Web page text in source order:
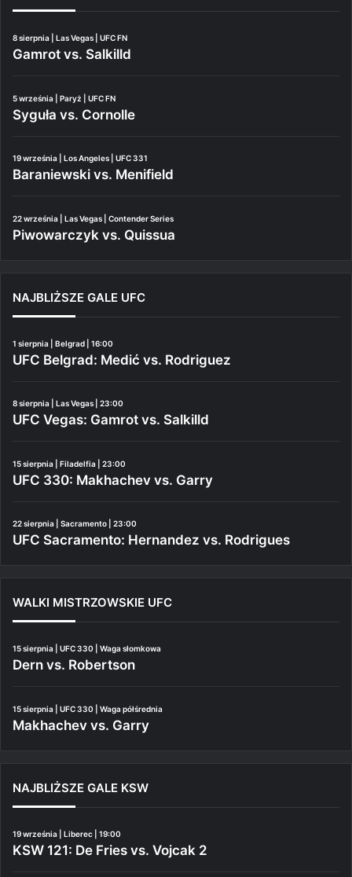
8 sierpnia | Las Vegas | UFC FN
Gamrot vs. Salkilld
5 września | Paryż | UFC FN
Syguła vs. Cornolle
19 września | Los Angeles | UFC 331
Baraniewski vs. Menifield
22 września | Las Vegas | Contender Series
Piwowarczyk vs. Quissua
NAJBLIŻSZE GALE UFC
1 sierpnia | Belgrad | 16:00
UFC Belgrad: Medić vs. Rodriguez
8 sierpnia | Las Vegas | 23:00
UFC Vegas: Gamrot vs. Salkilld
15 sierpnia | Filadelfia | 23:00
UFC 330: Makhachev vs. Garry
22 sierpnia | Sacramento | 23:00
UFC Sacramento: Hernandez vs. Rodrigues
WALKI MISTRZOWSKIE UFC
15 sierpnia | UFC 330 | Waga słomkowa
Dern vs. Robertson
15 sierpnia | UFC 330 | Waga półśrednia
Makhachev vs. Garry
NAJBLIŻSZE GALE KSW
19 września | Liberec | 19:00
KSW 121: De Fries vs. Vojcak 2